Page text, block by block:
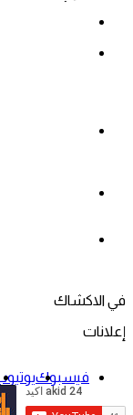
في الاكشاك
إعلانات
فيسبوك